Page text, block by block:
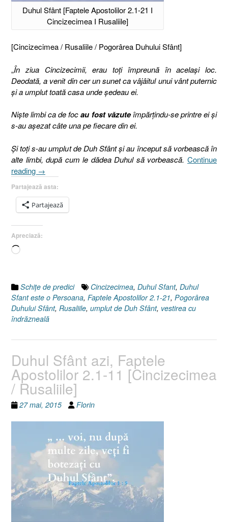
Duhul Sfânt [Faptele Apostolilor 2.1-21 I
Cincizecimea I Rusaliile]
[Cincizecimea / Rusaliile / Pogorârea Duhului Sfânt]
„În ziua Cincizecimii, erau toţi împreună în acelaşi loc.
Deodată, a venit din cer un sunet ca vâjâitul unui vânt puternic
şi a umplut toată casa unde şedeau ei.
Nişte limbi ca de focau fost văzuteîmpărţindu-se printre ei şi
s-au aşezat câte una pe fiecare din ei.
Şi toţi s-au umplut de Duh Sfânt şi au început să vorbească în
alte limbi, după cum le dădea Duhul să vorbească. Continue
reading „Duhul
[Faptele
Apostolilor
2.1-
21
I
→
Partajează asta:
Partajează
Apreciază:
Încarc...
Schiţe de predici Cincizecimea, Duhul Sfant, Duhul
Sfant este o Persoana, Faptele Apostolilor 2.1-21, Pogorârea
Duhului Sfânt, Rusaliile, umplut de Duh Sfânt, vestirea cu
îndrăzneală
Duhul Sfânt azi, Faptele
Apostolilor 2.1-11 [Cincizecimea
/ Rusaliile]
27 mai, 2015 Florin